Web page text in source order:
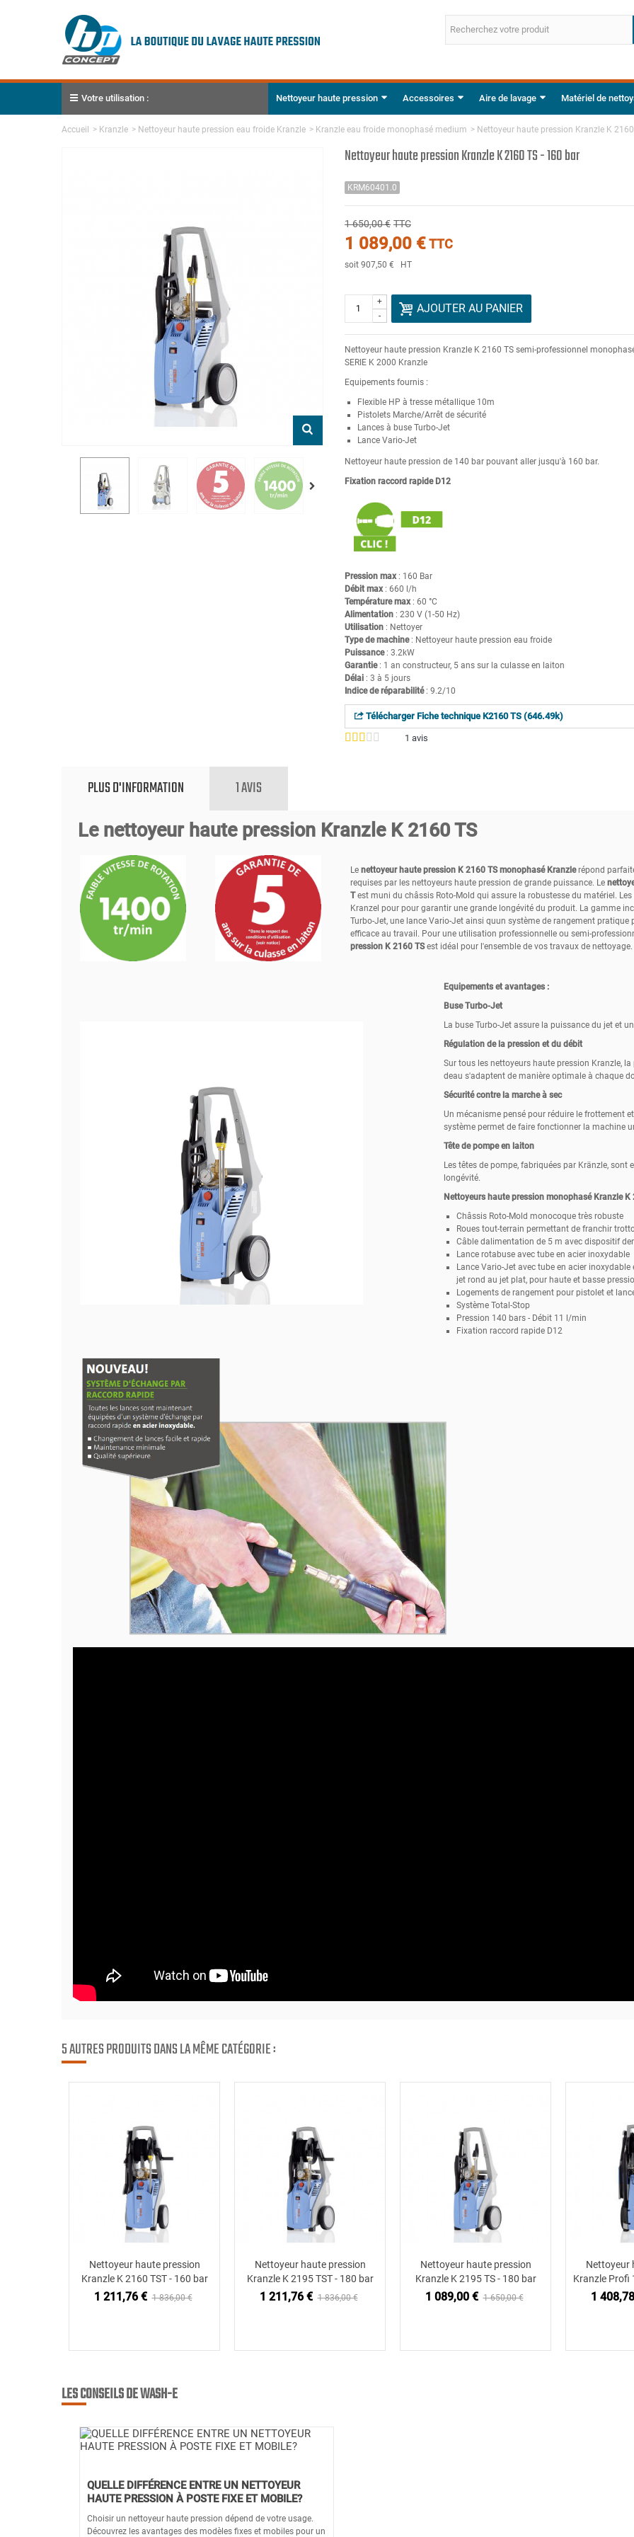
Votre utilisation : Nettoyeur haute pression Accessoires Aire de lavage Matériel de
Accueil > Kranzle > Nettoyeur haute pression eau froide Kranzle > Kranzle eau froide monophasé medium > Nettoyeur haute pression Kranzle K
Nettoyeur haute pression Kranzle K 2160 TS - 160 bar
KRM60401.0
1 650,00 € TTC
1 089,00 €TTC
soit 907,50 € HT
-
+ AJOUTER AU PANIER
Nettoyeur haute pression Kranzle K 2160 TS semi-professionnel
SERIE K 2000 Kranzle
Equipements fournis :
Flexible HP à tresse métallique 10m
Pistolets Marche/Arrêt de sécurité
Lances à buse Turbo-Jet
Lance Vario-Jet
Nettoyeur haute pression de 140 bar pouvant aller jusqu'à 160 bar.
Fixation raccord rapide D12
Pression max: 160 Bar
Débit max: 660 l/h
Température max: 60 °C
Alimentation: 230 V (1-50 Hz)
Utilisation: Nettoyer
Type de machine: Nettoyeur haute pression eau froide
Puissance: 3.2kW
Garantie: 1 an constructeur, 5 ans sur la culasse en laiton
Délai: 3 à 5 jours
Indice de réparabilité: 9.2/10
Télécharger Fiche technique K2160 TS (646.49k)
1 avis
PLUS D'INFORMATION 1 AVIS
Le nettoyeur haute pression Kranzle K 2160 TS
Le nettoyeur haute pression K 2160 TS monophasé Kranzlerépond
requises par les nettoyeurs haute pression de grande puissance. Le
Test muni du châssis Roto-Mold qui assure la robustesse du matériel.
Kranzel pour pour garantir une grande longévité du produit. La gamme
Turbo-Jet, une lance Vario-Jet ainsi quun système de rangement pratique
efficace au travail. Pour une utilisation professionnelle ou semi-
pression K 2160 TSest idéal pour l'ensemble de vos travaux de nettoyage.
Equipements et avantages :
Buse Turbo-Jet
La buse Turbo-Jet assure la puissance du jet et
Régulation de la pression et du débit
Sur tous les nettoyeurs haute pression Kranzle,
deau s'adaptent de manière optimale à chaque
Sécurité contre la marche à sec
Un mécanisme pensé pour réduire le frottement
système permet de faire fonctionner la machine
Tête de pompe en laiton
Les têtes de pompe, fabriquées par Kränzle, sont
longévité.
Nettoyeurs haute pression monophasé Kranzle K
Châssis Roto-Mold monocoque très robuste
Roues tout-terrain permettant de franchir
Câble dalimentation de 5 m avec dispositif
Lance rotabuse avec tube en acier inoxydable
Lance Vario-Jet avec tube en acier
jet rond au jet plat, pour haute et basse
Logements de rangement pour pistolet et
Système Total-Stop
Pression 140 bars - Débit 11 l/min
Fixation raccord rapide D12
5 AUTRES PRODUITS DANS LA MÊME CATÉGORIE :
Ajouter au panier
Nettoyeur haute pression
Kranzle K 2160 TST - 160 bar
1 211,76 € 1 836,00 €
Ajouter au panier
Nettoyeur haute pression
Kranzle K 2195 TST - 180 bar
1 211,76 € 1 836,00 €
Ajouter au panier
Nettoyeur haute pression
Kranzle K 2195 TS - 180 bar
1 089,00 € 1 650,00 €
Nettoyeur
Kranzle Profi
1
LES CONSEILS DE WASH-E
QUELLE DIFFÉRENCE ENTRE UN NETTOYEUR
HAUTE PRESSION À POSTE FIXE ET MOBILE?
Choisir un nettoyeur haute pression dépend de votre usage.
Découvrez les avantages des modèles fixes et mobiles pour un